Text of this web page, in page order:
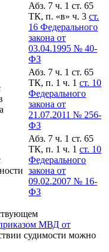
Абз. 7 ч. 1 ст. 65
ТК, п. «в» ч. 3 ст.
16 Федерального
закона от
03.04.1995 № 40-
ФЗ
Абз. 7 ч. 1 ст. 65
ТК, п. 1 ч. 1 ст. 10
Федерального
закона от
21.07.2011 № 256-
ФЗ
Абз. 7 ч. 1 ст. 65
ТК, п. 1 ч. 1 ст. 10
Федерального
закона от
09.02.2007 № 16-
ФЗ
МВД от
судимости можно